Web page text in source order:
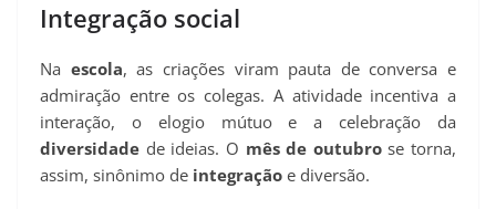
Integração social
Na escola, as criações viram pauta de conversa e
admiração entre os colegas. A atividade incentiva a
interação, o elogio mútuo e a celebração da
diversidade de ideias. O mês de outubrose torna,
assim, sinônimo de integração e diversão.